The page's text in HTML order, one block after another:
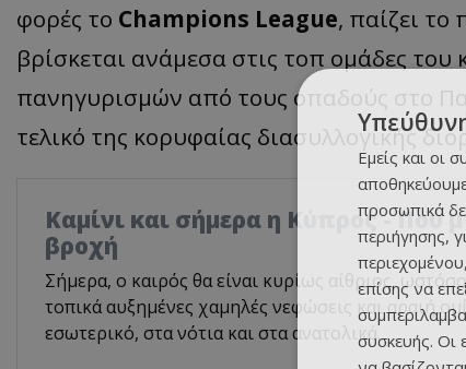
φορές το Champions League, παίζει
βρίσκεται ανάμεσα στις τοπ ομάδες
πανηγυρισμών από τους οπαδούς στο
τελικό της κορυφαίας διασυλλογικής
Καμίνι και σήμερα η Κύπρος - Πού
βροχή
Σήμερα, ο καιρός θα είναι κυρίως αίθριος,
τοπικά αυξημένες χαμηλές νεφώσεις και αραιή
εσωτερικό, στα νότια και στα ανατολικά.
Εμείς και οι
προσωπικά
περιήγησης,
επίσης να
συσκευής. Οι